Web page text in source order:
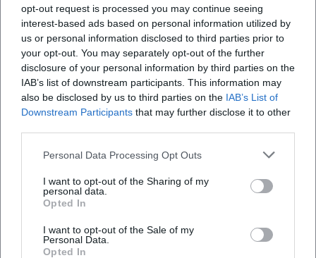
opt-out request is processed you may continue seeing
interest-based ads based on personal information utilized by
us or personal information disclosed to third parties prior to
your opt-out. You may separately opt-out of the further
disclosure of your personal information by third parties on the
IAB’s list of downstream participants. This information may
also be disclosed by us to third parties on the IAB’s List of
Downstream Participants that may further disclose it to other
Personal Data Processing Opt Outs
I want to opt-out of the Sharing of my
personal data.
Opted In
I want to opt-out of the Sale of my
Personal Data.
Opted In
direkt an den genannten Straßen. Außerhalb
großer Veranstaltungen nutzen Gäste die
Parkflächen rund um Freiheitshalle und
Volksfestplatz; die Stadt Hof führt in ihrer Übersicht
„Parken in Hof“ den Bereich
„Volksfestplatz/Freiheitshalle“ mit rund 350
kostenlosen Stellplätzen auf. Das schafft besonders
an normalen Veranstaltungstagen in den
Ausgangslage, da man von dort kurze Wege zum
Platz, zur Halle und zum Theater Hof hat. Sobald der
Volksfestplatz selbst als Veranstaltungsfläche
genutzt wird, ändert sich die Parksituation:
Häufig gestellte Fragen
Wann findet das Hofer Volksfest 2025 am
Volksfestplatz statt?
Wo kann ich am Volksfestplatz Hof parken?
Wie reise ich mit Bus und Bahn zum
Volksfestplatz Hof an?
Gibt es am Volksfestplatz einen Geldautomaten